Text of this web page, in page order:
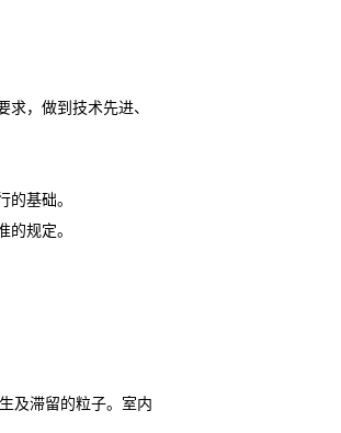
，做到技术先进、
的基础。
的规定。
及滞留的粒子。室内